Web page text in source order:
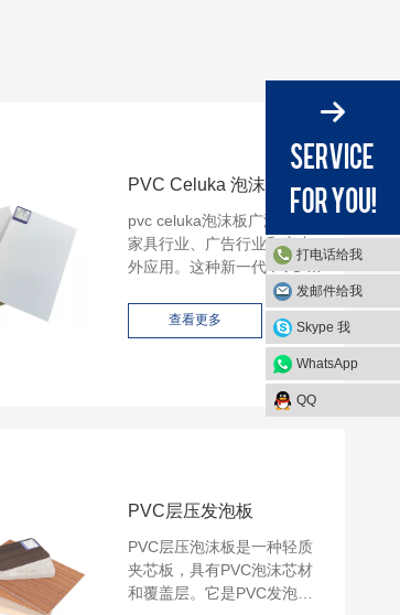
PVC Celuka 泡沫板
pvc celuka泡沫板广泛应用于
家具行业、广告行业和室内
外应用。这种新一代 PVC 泡
沫板采用轻质发泡 PVC 制
造，也是一种环保产品，具
有阻燃、防水防潮、防白蚁
和害虫、耐腐蚀和耐化学物
查看更多
PVC层压发泡板
PVC层压泡沫板是一种轻质
夹芯板，具有PVC泡沫芯材
和覆盖层。它是PVC发泡片
打电话给我
发邮件给我
Skype 我
WhatsApp
QQ